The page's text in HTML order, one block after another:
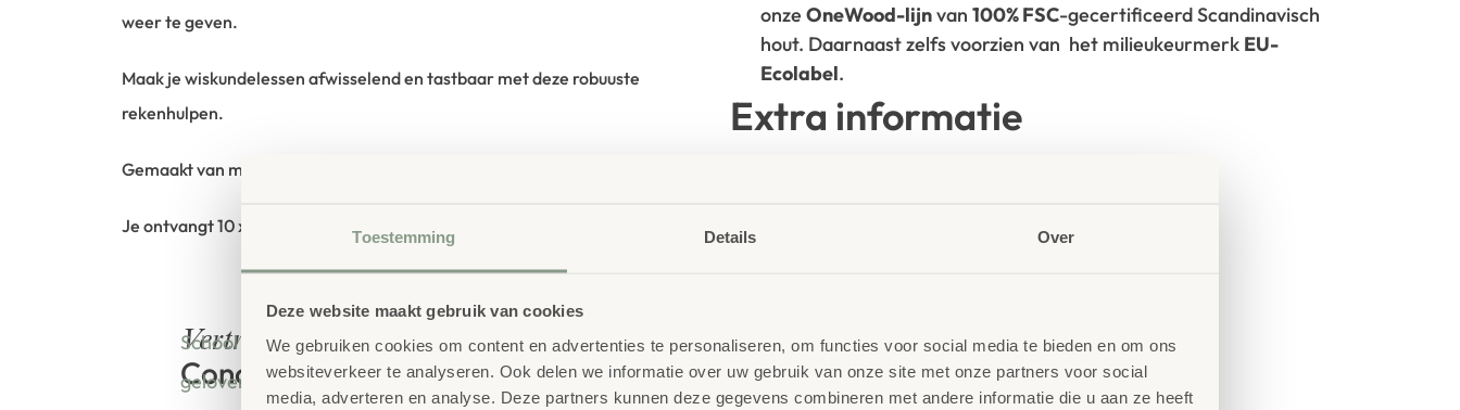
Toestemming Details Over
Deze website maakt gebruik van cookies
We gebruiken cookies om content en advertenties te personaliseren, om functies voor social media te bieden en om ons
websiteverkeer te analyseren. Ook delen we informatie over uw gebruik van onze site met onze partners voor social
media, adverteren en analyse. Deze partners kunnen deze gegevens combineren met andere informatie die u aan ze heeft
weer te geven.
Maak je wiskundelessen afwisselend en tastbaar met deze robuuste
rekenhulpen.
Gemaakt van massief beukenhout.
Je ontvangt 10 x hondertal / honderbord (zie afbeelding)
Vertrouwdbestellen bij School
Concept
School Concept is de specialist in onderwijsmeubilair. Wij
geloven dat een leeromgeving inspireert wanneer deze
onze OneWood-lijnvan 100% FSC-gecertificeerd Scandinavisch
hout. Daarnaast zelfs voorzien van het milieukeurmerk EU-
Ecolabel.
Extra informatie